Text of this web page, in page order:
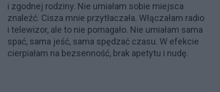
i zgodnej rodziny. Nie umiałam sobie miejsca
znaleźć. Cisza mnie przytłaczała. Włączałam radio
i telewizor, ale to nie pomagało. Nie umiałam sama
spać, sama jeść, sama spędzać czasu. W efekcie
cierpiałam na bezsenność, brak apetytu i nudę.